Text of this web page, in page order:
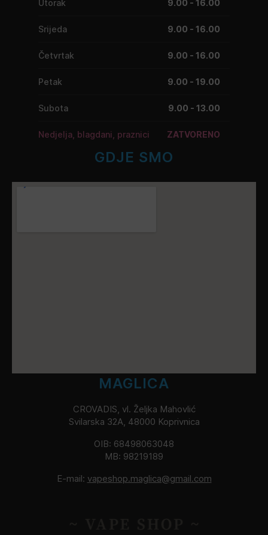
Utorak 9.00 - 16.00
Srijeda 9.00 - 16.00
Četvrtak 9.00 - 16.00
Petak 9.00 - 19.00
Subota 9.00 - 13.00
Nedjelja, blagdani, praznici ZATVORENO
GDJE SMO
MAGLICA
CROVADIS, vl. Željka Mahovlić
Svilarska 32A, 48000 Koprivnica
OIB: 68498063048
MB: 98219189
E-mail: vapeshop.maglica@gmail.com